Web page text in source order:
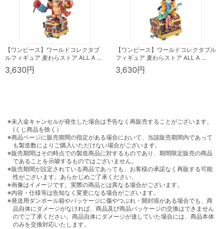
【ワンピース】ワールドコレクタブ
ルフィギュア 麦わらストア ALL A …
3,630円
【ワンピース】ワールドコレクタブル
フィギュア 麦わらストア ALL A …
3,630円
※未入金キャンセルが発生した場合は予告なく再販売することがございます。
(くじ商品を除く）
※商品ページに販売期間の指定がある場合において、当該販売期間内であって
も製造数によりご購入いただけない場合がございます。
※販売期間はその時点での製造商品に対するものであり、期間限定販売の商品
であることを示唆するものではございません。
※販売期間が設定されている商品であっても、お客様の承諾なく再販する可能
性がございます。あらかじめご了承ください。
※画像はイメージです。実際の商品とは異なる場合がございます。
※内容・仕様等は告知なく変更になる場合がございます。
※発送用ダンボール箱やパッケージに傷やつぶれ・開封痕がある場合でも、商
品自体にダメージがなければ、商品及び商品パッケージの交換はできません
のでご了承ください。商品自体にダメージが達していた場合には、商品本体
のみを交換対応いたします。